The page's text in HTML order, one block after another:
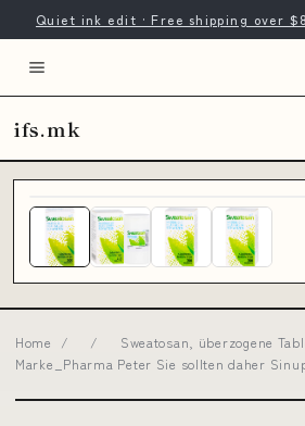
Quiet ink edit · Free shipping over
ifs.mk
Home / /
Sweatosan, überzogene
Marke_Pharma Peter Sie sollten daher